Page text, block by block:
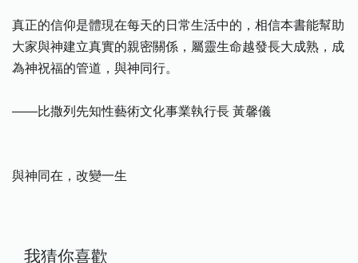
真正的信仰是體現在每天的日常生活中的，相信本書能幫助
大家與神建立真實的親密關係，屬靈生命越發長大成熟，成
為神祝福的管道，與神同行。
——比撒列先知性藝術文化事業執行長 黃馨儀
與神同在，改變一生
我猜你喜歡